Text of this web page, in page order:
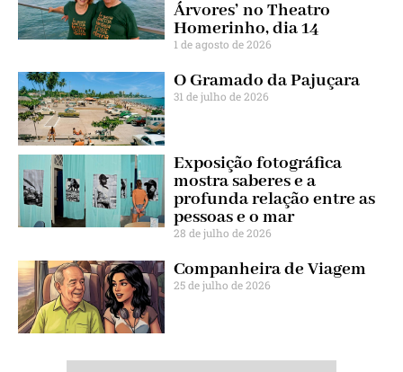
Árvores’ no Theatro
Homerinho, dia 14
1 de agosto de 2026
O Gramado da Pajuçara
31 de julho de 2026
Exposição fotográfica
mostra saberes e a
profunda relação entre as
pessoas e o mar
28 de julho de 2026
Companheira de Viagem
25 de julho de 2026